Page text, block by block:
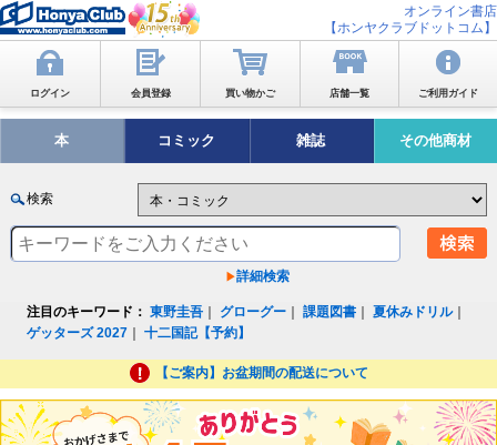
オンライン書店
【ホンヤクラブドットコム】
ログイン 会員登録 買い物かご 店舗一覧 ご利用ガイド
本 コミック 雑誌 その他商材
検索
詳細検索
注目のキーワード： 東野圭吾 グローグー ｜課題図書 ｜夏休みドリル｜
ゲッターズ 2027 ｜十二国記【予約】
【ご案内】お盆期間の配送について